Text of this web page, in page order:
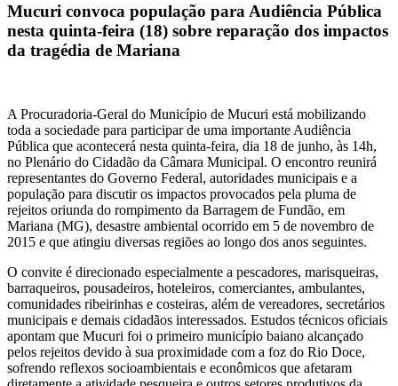
Mucuri convoca população para Audiência Pública
nesta quinta-feira (18) sobre reparação dos impactos
da tragédia de Mariana
A Procuradoria-Geral do Município de Mucuri está mobilizando
toda a sociedade para participar de uma importante Audiência
Pública que acontecerá nesta quinta-feira, dia 18 de junho, às 14h,
no Plenário do Cidadão da Câmara Municipal. O encontro reunirá
representantes do Governo Federal, autoridades municipais e a
população para discutir os impactos provocados pela pluma de
rejeitos oriunda do rompimento da Barragem de Fundão, em
Mariana (MG), desastre ambiental ocorrido em 5 de novembro de
2015 e que atingiu diversas regiões ao longo dos anos seguintes.
O convite é direcionado especialmente a pescadores, marisqueiras,
barraqueiros, pousadeiros, hoteleiros, comerciantes, ambulantes,
comunidades ribeirinhas e costeiras, além de vereadores, secretários
municipais e demais cidadãos interessados. Estudos técnicos oficiais
apontam que Mucuri foi o primeiro município baiano alcançado
pelos rejeitos devido à sua proximidade com a foz do Rio Doce,
sofrendo reflexos socioambientais e econômicos que afetaram